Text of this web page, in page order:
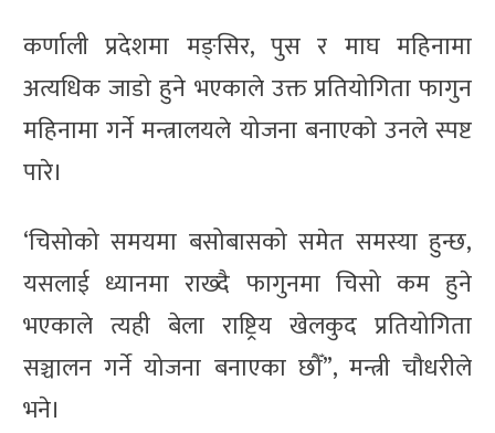
कर्णाली प्रदेशमा मङ्सिर, पुस र माघ महिनामा
अत्यधिक जाडो हुने भएकाले उक्त प्रतियोगिता फागुन
महिनामा गर्ने मन्त्रालयले योजना बनाएको उनले स्पष्ट
पारे।
‘चिसोको समयमा बसोबासको समेत समस्या हुन्छ,
यसलाई ध्यानमा राख्दै फागुनमा चिसो कम हुने
भएकाले त्यही बेला राष्ट्रिय खेलकुद प्रतियोगिता
सञ्चालन गर्ने योजना बनाएका छौँ”, मन्त्री चौधरीले
भने।